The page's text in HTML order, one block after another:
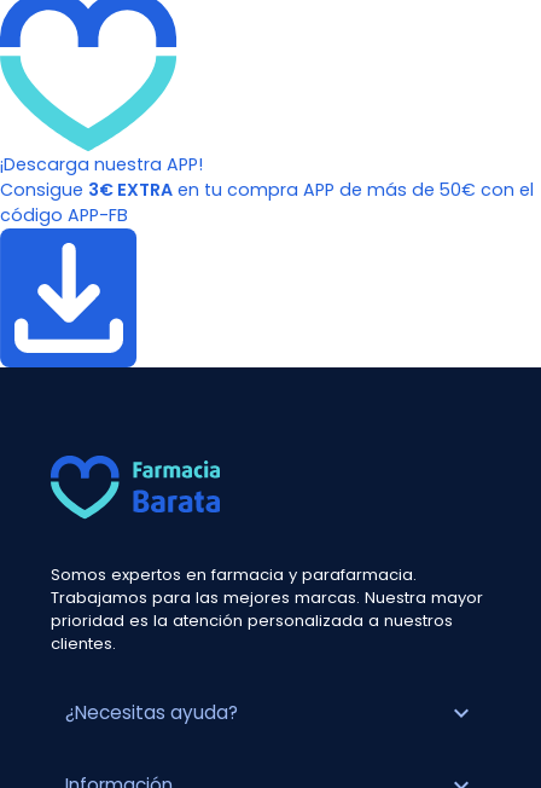
¡Descarga nuestra APP!
Consigue 3€ EXTRA en tu compra APP de más de 50€ con el
código APP-FB
Somos expertos en farmacia y parafarmacia.
Trabajamos para las mejores marcas. Nuestra mayor
prioridad es la atención personalizada a nuestros
clientes.
¿Necesitas ayuda? expand_more